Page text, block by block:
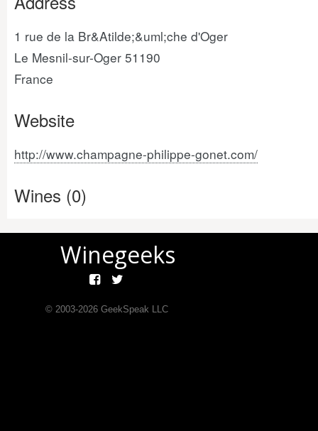
1 rue de la Br&Atilde;&uml;che d'Oger
Le Mesnil-sur-Oger 51190
France
Website
http://www.champagne-philippe-gonet.com/
Wines (0)
Winegeeks
© 2003-2026GeekSpeak LLC